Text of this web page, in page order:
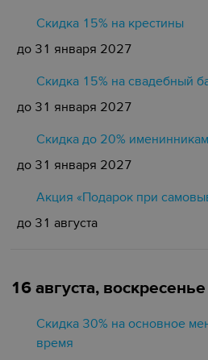
Скидка 15% на крестины
до 31 января 2027
Cкидка 15% на свадебный
до 31 января 2027
Скидка до 20%
до 31 января 2027
Акция «Подарок при
до 31 августа
16 августа, воскресенье
Скидка 30% на основное
время